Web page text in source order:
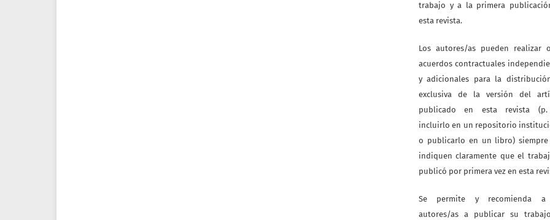
trabajo y a la primera
esta revista.
Los autores/as pueden realizar
acuerdos contractuales
y adicionales para la
exclusiva de la versión del
publicado en esta revista
incluirlo en un repositorio
o publicarlo en un libro) siempre
indiquen claramente que el
publicó por primera vez en esta
Se permite y recomienda
autores/as a publicar su